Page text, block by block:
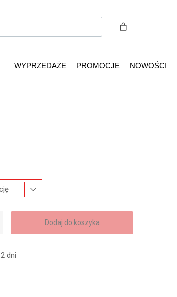
NOWOŚCI
PROMOCJE
WYPRZEDAŻE
Dodaj do koszyka
2 dni